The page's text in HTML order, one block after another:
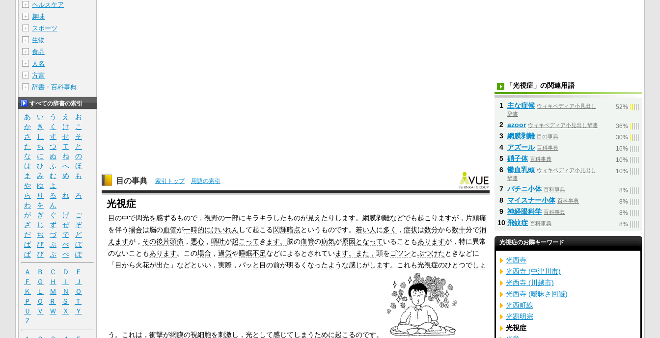
目の事典 索引トップ 用語の索引
光視症
目の中で閃光を感ずるもので， 視野の一部にキラキラ したものが見えたり し ます。 網膜剥離などでも起こりますが， 片頭痛
を伴う場合は脳の血管が一時的にけいれん して起こる閃輝暗点というものです。 若い人に多く ， 症状は数分から数十分で消
えますが， その後片頭痛 ， 悪心， 嘔吐が起こってき ます。 脳の血管の病気が原因 となっていることもありますが，特に異常
のないこともあります。この場合 ， 過労や睡眠不足などによるとされています。 また， 頭をゴツンとぶつけたときなどに
「目から火花が出た 」などといい， 実際， パッと 目の前が明るく なったような感じがします。これも光視症のひとつでしょ
う 。これは， 衝撃が網膜の視細胞を刺激し ，光として感じて しまうために起こるのです。
＋ ヘルスケア
＋ 趣味
＋ スポーツ
＋ 生物
＋ 食品
＋ 人名
＋ 方言
＋ 辞書・百科事典
すべての辞書の索引
あ い う え
お
か
き く け
こ
さ
し す せ
そ
た
ち つ て
と
な
に ぬ ね
の
は
ひ ふ へ
ほ
ま
み む め
も
や
ゆ
よ
ら
り る れ
ろ
わ
を
ん
が
ぎ ぐ げ
ご
ざ
じ ず ぜ
ぞ
だ
ぢ づ で
ど
ば
び ぶ べ
ぼ
ぱ
ぴ ぷ ぺ ぽ
Ａ Ｂ Ｃ Ｄ
Ｅ
Ｆ
Ｇ Ｈ Ｉ
Ｊ
Ｋ
Ｌ Ｍ Ｎ
Ｏ
Ｐ
Ｑ Ｒ Ｓ
Ｔ
Ｕ
Ｖ Ｗ Ｘ
Ｙ
Ｚ
「光視症」の関連用語
1 主な症候 ウィキペディア小見出し
辞書
52%
2 azoor ウィキペディア小見出し辞書 36%
3 網膜剥離 目の事典 30%
4 アズール 百科事典 16%
5 硝子体 百科事典 10%
6 鬱血乳頭 ウィキペディア小見出し
辞書
10%
7 パチニ小体 百科事典 8%
8 マイスナー小体 百科事典 8%
9 神経眼科学 百科事典 8%
10 飛蚊症 百科事典 8%
光視症のお隣キーワード
光西寺
光西寺 (中津川市)
光西寺 (川越市)
光西寺 (曖昧さ回避)
光西町線
光覇明宗
光視症